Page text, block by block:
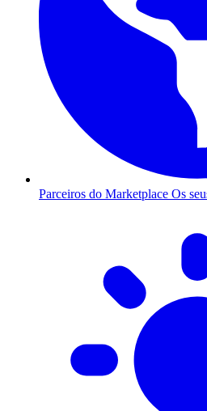
Parceiros do Marketplace Os